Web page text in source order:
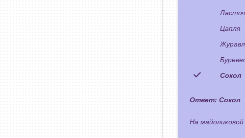
Цапля
Сокол
Ответ: Сокол
На